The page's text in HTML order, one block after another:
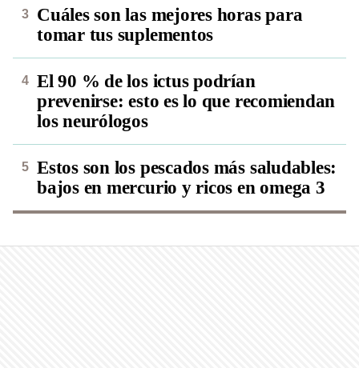
Cuáles son las mejores horas para
tomar tus suplementos
El 90 % de los ictus podrían
prevenirse: esto es lo que recomiendan
los neurólogos
Estos son los pescados más saludables:
bajos en mercurio y ricos en omega 3